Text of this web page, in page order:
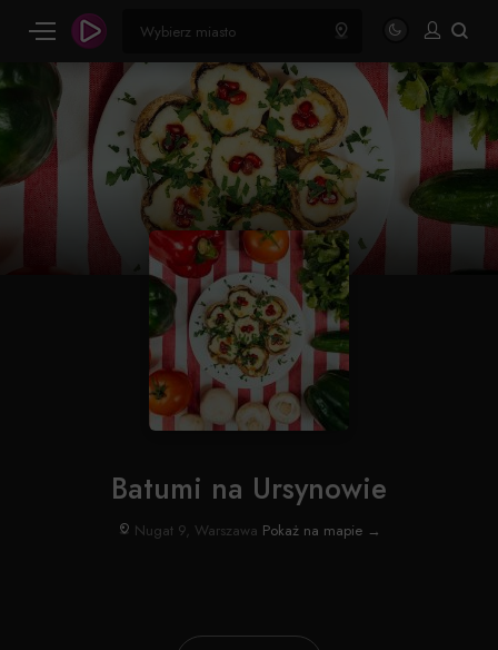
Batumi na Ursynowie
Nugat 9, Warszawa Pokaż na mapie →